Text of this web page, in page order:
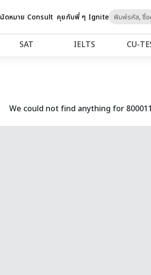
นัดหมาย Consult คุยกับพี่ ๆ Igniteto
SAT IELTS
We could not find anything for